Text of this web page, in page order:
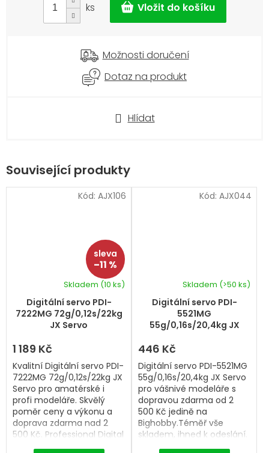
Hlídat
ks
Možnosti doručení
Dotaz na produkt
Související produkty
–11 %
Digitální servo PDI-
7222MG 72g/0,12s/22kg
JX Servo
Skladem (10 ks)
1 189 Kč
Kvalitní Digitální servo PDI-
7222MG 72g/0,12s/22kg JX
Servo pro amatérské i
profi modeláře. Skvělý
poměr ceny a výkonu a
doprava zdarma nad 2
500 Kč. Professional Digital
servo.
Kód: AJX106
Digitální servo PDI-
5521MG
55g/0,16s/20,4kg JX
Skladem (>50 ks)
446 Kč
Digitální servo PDI-5521MG
55g/0,16s/20,4kg JX Servo
pro vášnivé modeláře s
dopravou zdarma od 2
500 Kč jedině na
Bighobby.Téměř vše
skladem, ihned k odeslání.
Professional Digital servo.
Kód: AJX044